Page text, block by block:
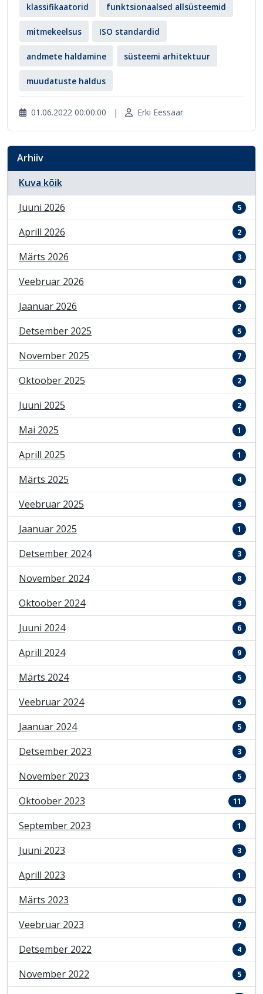
klassifikaatorid funktsionaalsed allsüsteemid
mitmekeelsus ISO standardid
andmete haldamine süsteemi arhitektuur
muudatuste haldus
01.06.2022 00:00:00 | Erki Eessaar
Arhiiv
Kuva kõik
Juuni 2026
5
Aprill 2026 2
Märts 2026 3
Veebruar 2026 4
Jaanuar 2026 2
Detsember 2025 5
November 2025 7
Oktoober 2025 2
Juuni 2025 2
Mai 2025 1
Aprill 2025 1
Märts 2025 4
Veebruar 2025 3
Jaanuar 2025 1
Detsember 2024 3
November 2024 8
Oktoober 2024 3
Juuni 2024 6
Aprill 2024 9
Märts 2024 5
Veebruar 2024 5
Jaanuar 2024 5
Detsember 2023 3
November 2023 5
Oktoober 2023 11
September 2023 1
Juuni 2023 3
Aprill 2023 1
Märts 2023 8
Veebruar 2023 7
Detsember 2022 4
November 2022 5